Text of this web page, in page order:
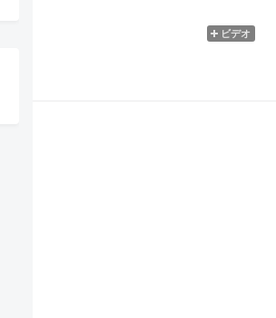
ビデオ